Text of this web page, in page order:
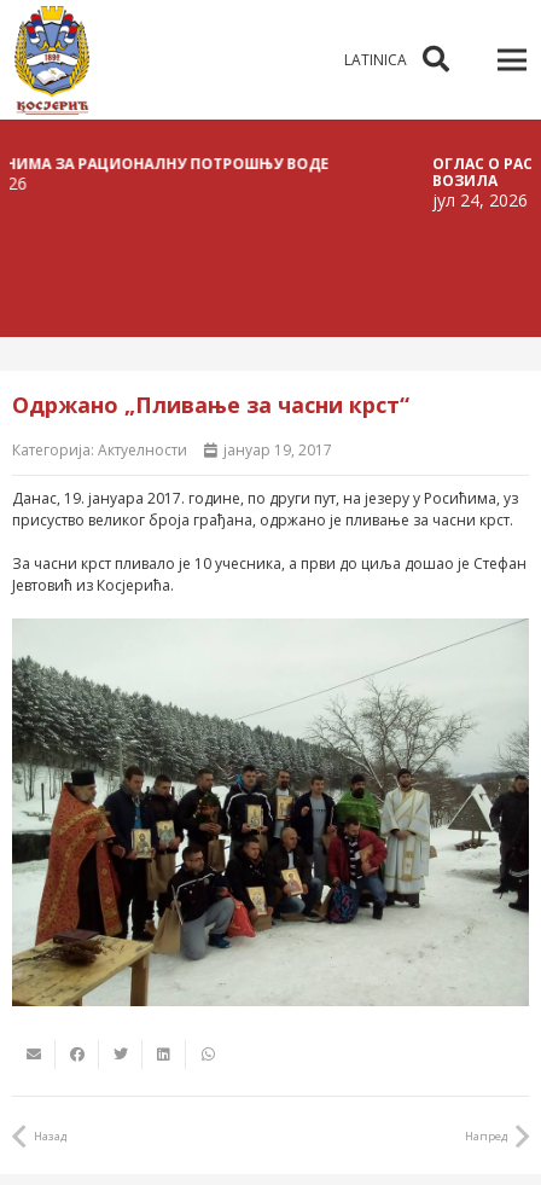
LATINICA
РАЦИОНАЛНУ ПОТРОШЊУ ВОДЕ
ОГЛАС О
ВОЗИЛА
јул 24, 2026
Одржано „Пливање за часни крст“
Категорија: Актуелности јануар 19, 2017
Данас, 19. јануара 2017. године, по други пут, на језеру у Росићима, уз
присуство великог броја грађана, одржано је пливање за часни крст.
За часни крст пливало је 10 учесника, а први до циља дошао је Стефан
Јевтовић из Косјерића.
Назад Напред